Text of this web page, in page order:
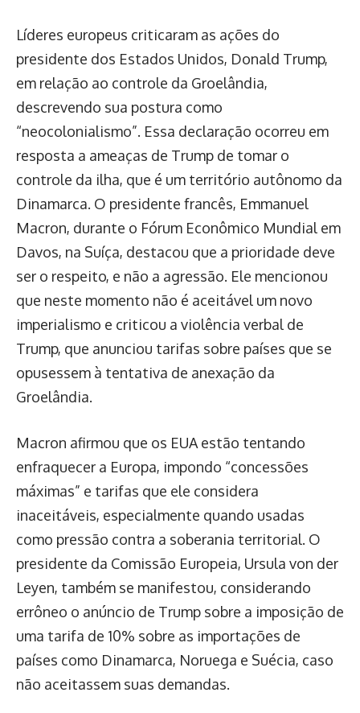
Líderes europeus criticaram as ações do
presidente dos Estados Unidos, Donald Trump,
em relação ao controle da Groelândia,
descrevendo sua postura como
“neocolonialismo”. Essa declaração ocorreu em
resposta a ameaças de Trump de tomar o
controle da ilha, que é um território autônomo da
Dinamarca. O presidente francês, Emmanuel
Macron, durante o Fórum Econômico Mundial em
Davos, na Suíça, destacou que a prioridade deve
ser o respeito, e não a agressão. Ele mencionou
que neste momento não é aceitável um novo
imperialismo e criticou a violência verbal de
Trump, que anunciou tarifas sobre países que se
opusessem à tentativa de anexação da
Groelândia.
Macron afirmou que os EUA estão tentando
enfraquecer a Europa, impondo “concessões
máximas” e tarifas que ele considera
inaceitáveis, especialmente quando usadas
como pressão contra a soberania territorial. O
presidente da Comissão Europeia, Ursula von der
Leyen, também se manifestou, considerando
errôneo o anúncio de Trump sobre a imposição de
uma tarifa de 10% sobre as importações de
países como Dinamarca, Noruega e Suécia, caso
não aceitassem suas demandas.